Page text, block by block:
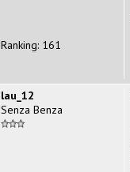
Ranking: 161
lau_12
Senza Benza